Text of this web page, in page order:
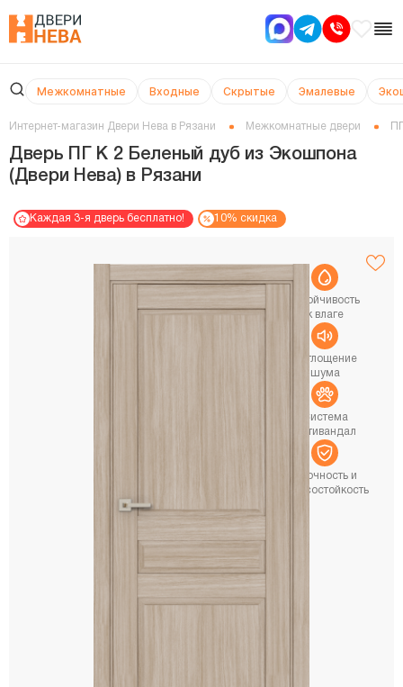
Межкомнатные Входные Скрытые Эмалевые
Интернет-магазин Двери Нева в Рязани Межкомнатные двери
Дверь ПГ K 2 Беленый дуб из Экошпона
(Двери Нева) в Рязани
Каждая 3-я дверь бесплатно! 10% скидка
Устойчивость
к влаге
Поглощение
шума
Система
Антивандал
Прочность и
износостойкость